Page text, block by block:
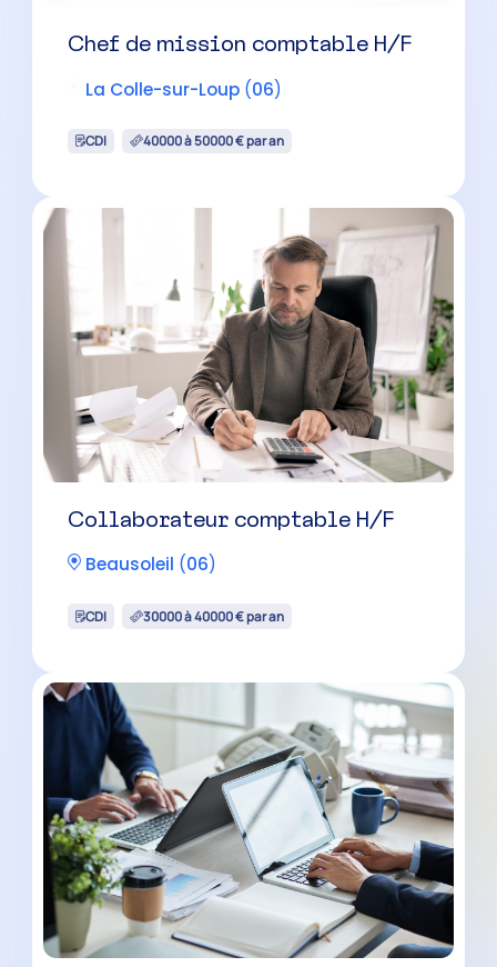
Chef de mission comptable H/F
La Colle-sur-Loup (06)
CDI 40000 à 50000 € par an
Collaborateur comptable H/F
Beausoleil (06)
CDI 30000 à 40000 € par an